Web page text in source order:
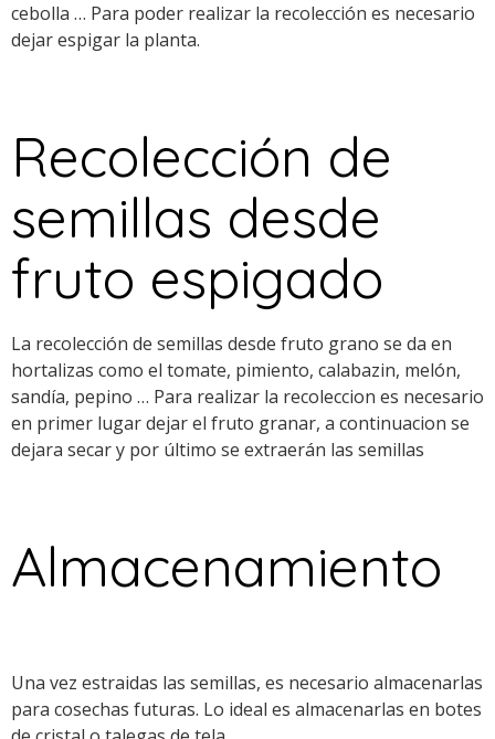
cebolla … Para poder realizar la recolección es necesario
dejar espigar la planta.
Recolección de
semillas desde
fruto espigado
La recolección de semillas desde fruto grano se da en
hortalizas como el tomate, pimiento, calabazin, melón,
sandía, pepino … Para realizar la recoleccion es necesario
en primer lugar dejar el fruto granar, a continuacion se
dejara secar y por último se extraerán las semillas
Almacenamiento
Una vez estraidas las semillas, es necesario almacenarlas
para cosechas futuras. Lo ideal es almacenarlas en botes